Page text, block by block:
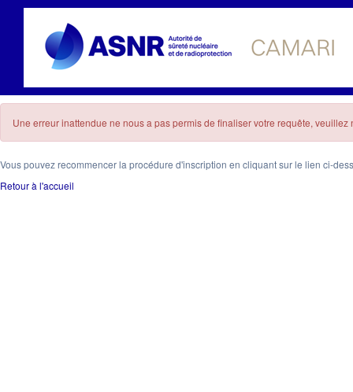
Une erreur inattendue ne nous a pas permis de finaliser votre requête,
Vous pouvez recommencer la procédure d'inscription en cliquant sur le lien ci-
Retour à l'accueil